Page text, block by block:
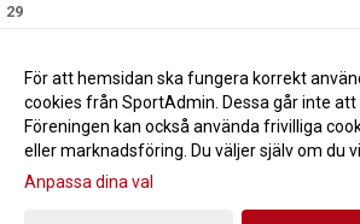
29
19:30Träning, ICA MAXI Välsviken Arena A
Gå till Webbversion
För att hemsidan ska fungera korrekt
cookies från SportAdmin. Dessa går inte att
Föreningen kan också använda frivilliga
eller marknadsföring. Du väljer själv om du
Anpassa dina val